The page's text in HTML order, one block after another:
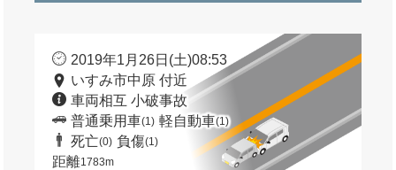
2019年1月26日(土)08:53
いすみ市中原 付近
車両相互 小破事故
普通乗用車(1) 軽自動車(1)
死亡(0) 負傷(1)
距離1783m